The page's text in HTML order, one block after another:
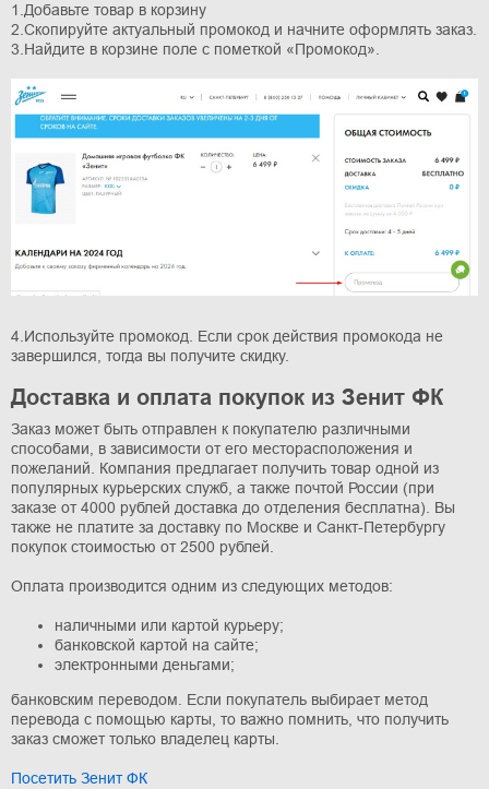
1.Добавьте товар в корзину
2.Скопируйте актуальный промокод и начните оформлять заказ.
3.Найдите в корзине поле с пометкой «Промокод».
4.Используйте промокод. Если срок действия промокода не
завершился, тогда вы получите скидку.
Доставка и оплата покупок из Зенит ФК
Заказ может быть отправлен к покупателю различными
способами, в зависимости от его месторасположения и
пожеланий. Компания предлагает получить товар одной из
популярных курьерских служб, а также почтой России (при
заказе от 4000 рублей доставка до отделения бесплатна). Вы
также не платите за доставку по Москве и Санкт-Петербургу
покупок стоимостью от 2500 рублей.
Оплата производится одним из следующих методов:
наличными или картой курьеру;
банковской картой на сайте;
электронными деньгами;
банковским переводом. Если покупатель выбирает метод
перевода с помощью карты, то важно помнить, что получить
заказ сможет только владелец карты.
Посетить Зенит ФК